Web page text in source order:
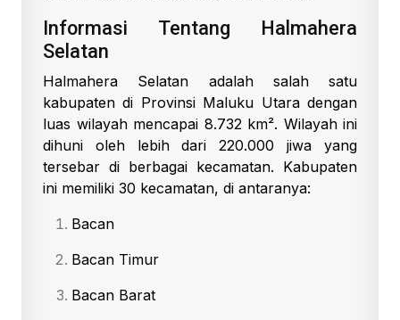
Informasi Tentang Halmahera
Selatan
Halmahera Selatan adalah salah satu
kabupaten di Provinsi Maluku Utara dengan
luas wilayah mencapai 8.732 km². Wilayah ini
dihuni oleh lebih dari 220.000 jiwa yang
tersebar di berbagai kecamatan. Kabupaten
ini memiliki 30 kecamatan, di antaranya:
Bacan
Bacan Timur
Bacan Barat